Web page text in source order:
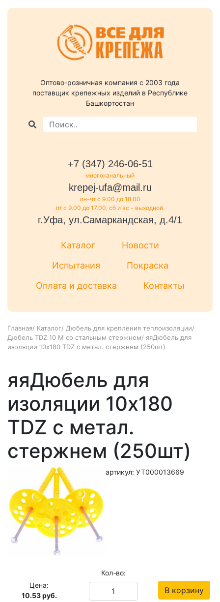
Оптово-розничная компания c 2003 года
поставщик крепежных изделий в Республике
Башкортостан
+7 (347) 246-06-51
многоканальный
krepej-ufa@mail.ru
пн-чт с 9.00 до 18.00
пт с 9.00 до 17.00, сб и вс - выходной.
г.Уфа, ул.Самаркандская, д.4/1
Каталог
Новости
Испытания
Покраска
Оплата и доставка
Контакты
Главная/ Каталог/ Дюбель для крепления теплоизоляции/
Дюбель TDZ 10 M со стальным стержнем/ яяДюбель для
изоляции 10x180 TDZ c метал. стержнем (250шт)
яяДюбель для
изоляции 10x180
TDZ c метал.
стержнем (250шт)
артикул: УТ000013669
Цена:
10.53руб.
Кол-во:
В корзину